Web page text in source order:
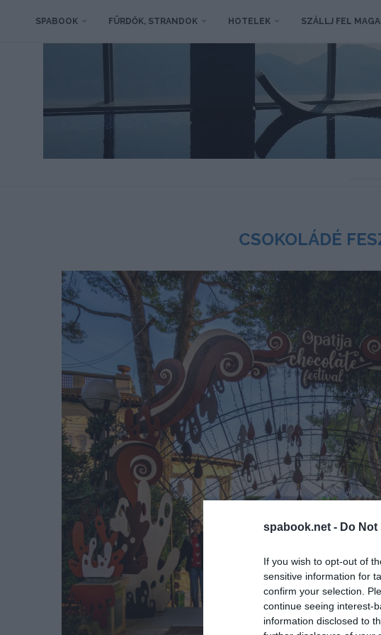
spabook.net - Do
If you wish to opt-out of
sensitive information for
confirm your selection.
continue seeing interest-
information disclosed to
SPABOOK FÜRDŐK, STRANDOK HOTELEK SZÁLLJ FEL
CSOKOLÁDÉ